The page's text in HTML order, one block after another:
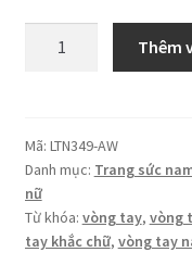
nữ
trơn
hở
hai
đầu
Thêm
Mã: LTN349-AW
Danh mục: Trang sức
nữ
Từ khóa: vòng tay, vòng
tay khắc chữ, vòng tay